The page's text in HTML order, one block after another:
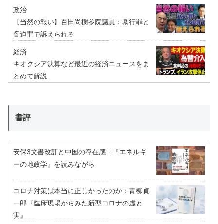
政治
【当然の報い】百田尚樹参院議員：暴行罪と
脅迫罪で訴えられる
経済
キオクシア決算など最近の経済ニュースをま
とめて解説
書評
安保3文書改訂と中国の存在感：『エネルギ
ーの地政学』を読みながら
コロナ対策は本当に正しかったのか：青柳貞
一郎『臨床現場からみた新型コロナの虚と
実』